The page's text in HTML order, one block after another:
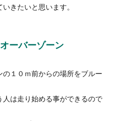
きたいと思います。
ーバーゾーン
１０ｍ前からの場所をブルー
は走り始める事ができるので